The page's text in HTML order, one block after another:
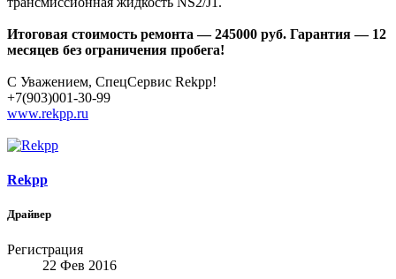
Итоговая стоимость ремонта — 245000 руб. Гарантия — 12
месяцев без ограничения пробега!
С Уважением, СпецСервис Rekpp!
+7(903)001-30-99
www.rekpp.ru
Rekpp
Драйвер
Регистрация
22 Фев 2016